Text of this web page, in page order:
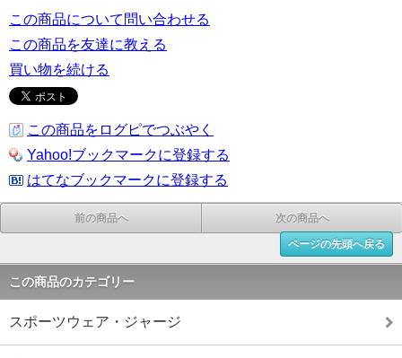
この商品について問い合わせる
この商品を友達に教える
買い物を続ける
この商品をログピでつぶやく
Yahoo!ブックマークに登録する
はてなブックマークに登録する
前の商品へ 次の商品へ
ページの先頭へ戻る
この商品のカテゴリー
スポーツウェア・ジャージ